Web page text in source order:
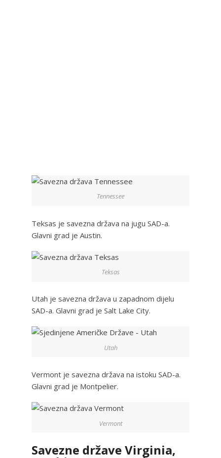
Tennessee
Teksas je savezna država na jugu SAD-a.
Glavni grad je Austin.
Teksas
Utah je savezna država u zapadnom dijelu
SAD-a. Glavni grad je Salt Lake City.
Utah
Vermont je savezna država na istoku SAD-a.
Glavni grad je Montpelier.
Vermont
Savezne države Virginia,